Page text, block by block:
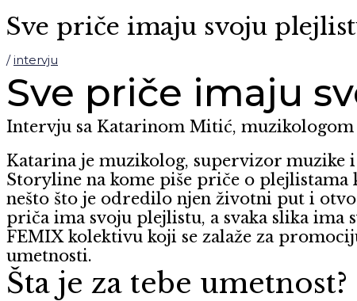
Sve priče imaju svoju
/intervju
Sve priče imaju
Intervju sa Katarinom Mitić, muzikologom
Katarina je muzikolog, supervizor muzike
Storyline na kome piše priče o plejlistama
nešto što je odredilo njen životni put i
priča ima svoju plejlistu, a svaka slika ima
FEMIX kolektivu koji se zalaže za
umetnosti.
Šta je za tebe umetnost?